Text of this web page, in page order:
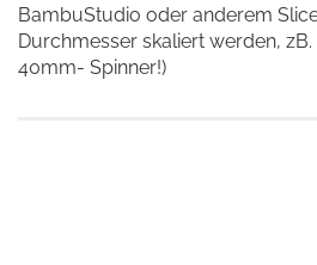
BambuStudio oder anderem
Durchmesser skaliert werden, zB.
40mm- Spinner!)